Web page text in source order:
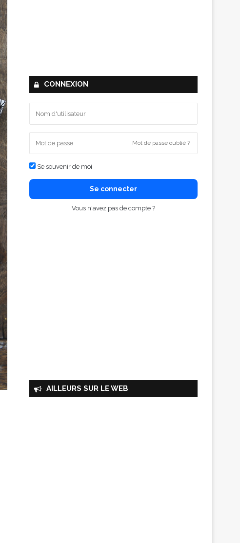
CONNEXION
Mot de passe oublié ?
Se souvenir de moi
Se connecter
Vous n'avez pas de compte ?
AILLEURS SUR LE WEB